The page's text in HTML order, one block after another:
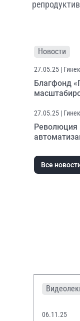
Новости
27.05.25 |
Благфонд
27.05.25 |
Революция
Все
06.11.25